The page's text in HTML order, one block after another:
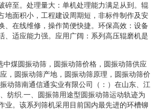
碎至。处理量大：单机处理能力满足从到。辊
地面积小，工程建设周期短，非标件制作及安
、在线维修，操作简便快捷。环保高效：设备
、适应能力强。应用广阔：系列高压辊磨机是
煤圆振动筛，圆振动筛价格，圆振动筛供应
，圆振动筛产地，圆振动筛原理，圆振动筛价
动筛南通信通实业有限公司（：）在山东、江
纺织.一、圆振筛用途型圆振动筛运动轨迹为
业。该系列筛机采用目前国内最先进的环槽铆